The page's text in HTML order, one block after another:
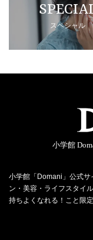
スペシャル
小学館
小学館「Domani」公式サ
ン・美容・ライフスタイ
持ちよくなれる！こと限